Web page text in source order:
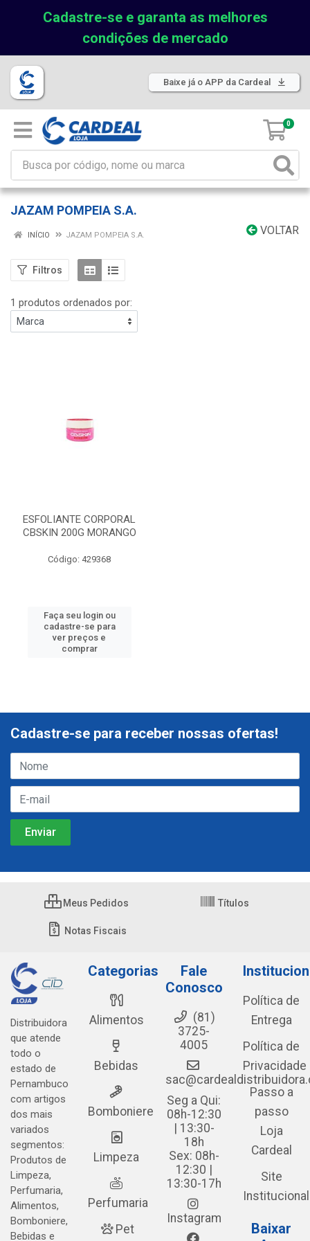
Cadastre-se e garanta as melhores
condições de mercado
Baixe já o APP da Cardeal
0
JAZAM POMPEIA S.A.
VOLTAR
INÍCIO JAZAM POMPEIA S.A.
Filtros
1 produtos ordenados por:
ESFOLIANTE CORPORAL
CBSKIN 200G MORANGO
Código: 429368
Faça seu login ou
cadastre-se para
ver preços e
comprar
Cadastre-se para receber nossas ofertas!
Meus Pedidos Títulos
Notas Fiscais
Distribuidora
que atende
todo o
estado de
Pernambuco
com artigos
dos mais
variados
segmentos:
Produtos de
Limpeza,
Perfumaria,
Alimentos,
Bomboniere,
Bebidas e
Categorias
Alimentos
Bebidas
Bomboniere
Limpeza
Perfumaria
Pet
Fale
Conosco
(81)
3725-
4005
Seg a Qui:
08h-12:30
| 13:30-
18h
Sex: 08h-
12:30 |
13:30-17h
Instagram
Política de
Entrega
Política de
Privacidade
Passo a
passo
Loja
Cardeal
Site
Institucional
Baixar